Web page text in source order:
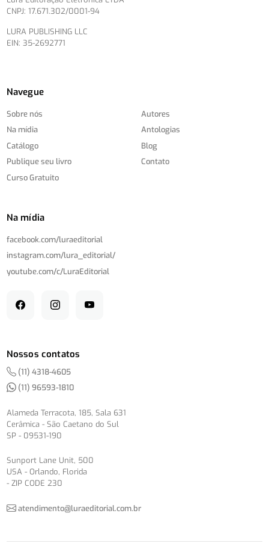
CNPJ: 17.671.302/0001-94
LURA PUBLISHING LLC
EIN: 35-2692771
Navegue
Sobre nós
Na mídia
Catálogo
Publique seu livro
Curso Gratuito
Autores
Antologias
Blog
Contato
Na mídia
facebook.com/luraeditorial
instagram.com/lura_editorial/
youtube.com/c/LuraEditorial
Nossos contatos
(11) 4318-4605
(11) 96593-1810
Alameda Terracota, 185, Sala 631
Cerâmica - São Caetano do Sul
SP - 09531-190
Sunport Lane Unit, 500
USA - Orlando, Florida
- ZIP CODE 230
atendimento@luraeditorial.com.br